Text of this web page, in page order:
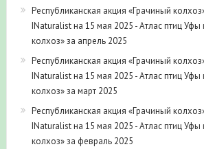
Республиканская акция «Грачиный
INaturalist на 15 мая 2025 - Атлас птиц Уфы
колхоз» за апрель 2025
Республиканская акция «Грачиный
INaturalist на 15 мая 2025 - Атлас птиц Уфы
колхоз» за март 2025
Республиканская акция «Грачиный
INaturalist на 15 мая 2025 - Атлас птиц Уфы
колхоз» за февраль 2025